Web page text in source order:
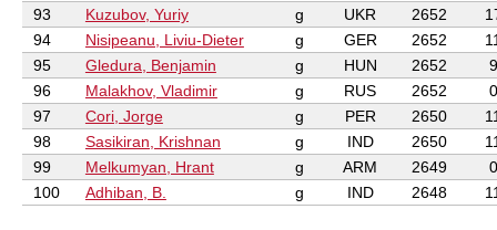
93 Kuzubov, Yuriy g UKR 2652
94
Nisipeanu, Liviu-Dieter g GER 2652
95
Gledura, Benjamin g HUN 2652
9
96
Malakhov, Vladimir g RUS 2652
0
97
Cori, Jorge g PER 2650
98
Sasikiran, Krishnan g IND 2650
99
Melkumyan, Hrant g ARM 2649
0
100
Adhiban, B. g IND 2648